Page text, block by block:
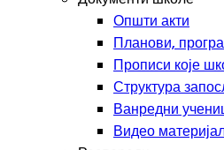
Општи акти
Планови,
Прописи које
Структура
Ванредни
Видео